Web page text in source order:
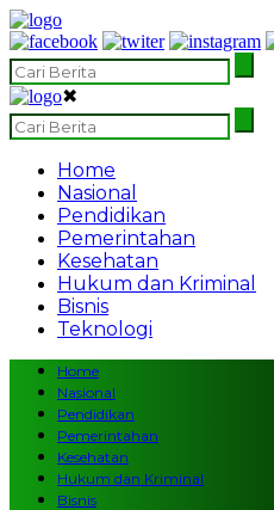
✖
Home
Nasional
Pendidikan
Pemerintahan
Kesehatan
Hukum dan Kriminal
Bisnis
Teknologi
Home
Nasional
Pendidikan
Pemerintahan
Kesehatan
Hukum dan Kriminal
Bisnis